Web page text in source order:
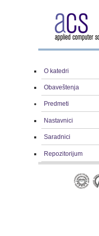
O katedri
Obaveštenja
Predmeti
Nastavnici
Saradnici
Repozitorijum